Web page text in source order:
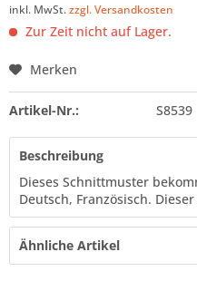
inkl. MwSt.zzgl. Versandkosten
Zur Zeit nicht auf Lager.
Merken
Artikel-Nr.: S8539
Beschreibung
Dieses Schnittmuster
Deutsch, Französisch.
Ähnliche Artikel